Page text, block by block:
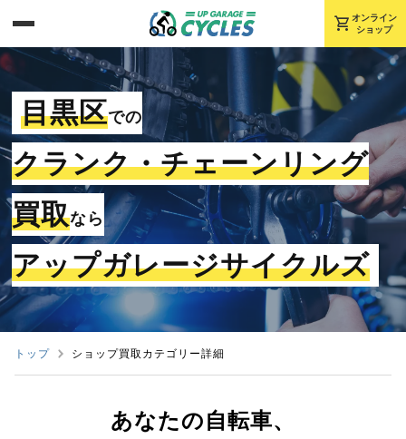
shopping_cart オンライン
ショップ
目黒区での
クランク・チェーンリング
買取なら
アップガレージサイクルズ
トップ ショップ買取カテゴリー詳細
あなたの自転車、